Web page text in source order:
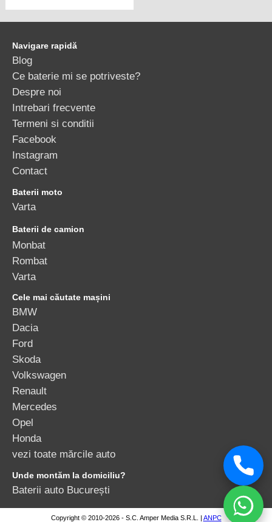
Navigare rapidă
Blog
Ce baterie mi se potriveste?
Despre noi
Intrebari frecvente
Termeni si conditii
Facebook
Instagram
Contact
Baterii moto
Varta
Baterii de camion
Monbat
Rombat
Varta
Cele mai căutate mașini
BMW
Dacia
Ford
Skoda
Volkswagen
Renault
Mercedes
Opel
Honda
vezi toate mărcile auto
Unde montăm la domiciliu?
Baterii auto București
Copyright © 2010-2026 - S.C. Amper Media S.R.L. | ANPC